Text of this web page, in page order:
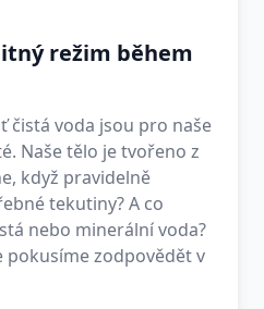
režim během
čistá voda jsou pro naše
Naše tělo je tvořeno z
když pravidelně
tekutiny? A co
nebo minerální voda?
pokusíme zodpovědět v